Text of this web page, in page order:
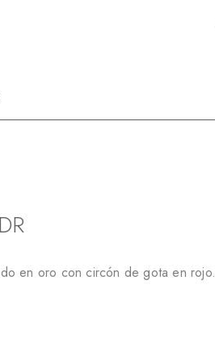
en oro con circón de gota en rojo.